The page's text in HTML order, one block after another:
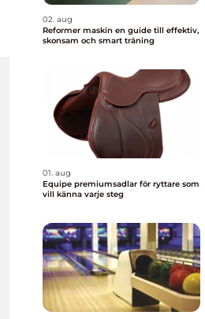
02. aug
Reformer maskin en guide till effektiv,
skonsam och smart träning
01. aug
Equipe premiumsadlar för ryttare som
vill känna varje steg